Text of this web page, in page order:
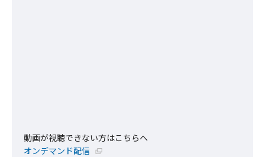
動画が視聴できない方はこちらへ
オンデマンド配信 新規ウィンドウで開く